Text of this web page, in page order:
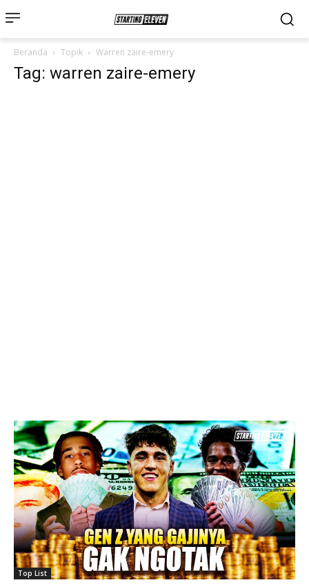
Beranda Topik Warren zaire-emery
Tag: warren zaire-emery
Top List